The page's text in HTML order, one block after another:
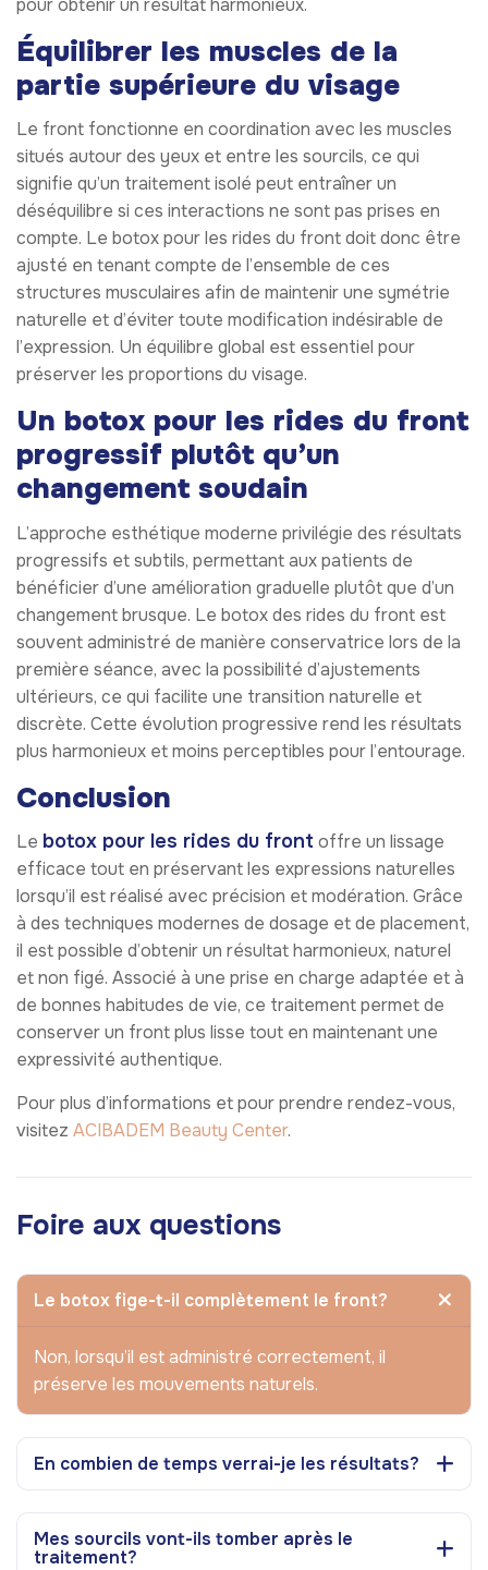
pour obtenir un résultat harmonieux.
Équilibrer les muscles de la
partie supérieure du visage
Le front fonctionne en coordination avec les muscles
situés autour des yeux et entre les sourcils, ce qui
signifie qu’un traitement isolé peut entraîner un
déséquilibre si ces interactions ne sont pas prises en
compte. Le botox pour les rides du front doit donc être
ajusté en tenant compte de l’ensemble de ces
structures musculaires afin de maintenir une symétrie
naturelle et d’éviter toute modification indésirable de
l’expression. Un équilibre global est essentiel pour
préserver les proportions du visage.
Un botox pour les rides du front
progressif plutôt qu’un
changement soudain
L’approche esthétique moderne privilégie des résultats
progressifs et subtils, permettant aux patients de
bénéficier d’une amélioration graduelle plutôt que d’un
changement brusque. Le botox des rides du front est
souvent administré de manière conservatrice lors de la
première séance, avec la possibilité d’ajustements
ultérieurs, ce qui facilite une transition naturelle et
discrète. Cette évolution progressive rend les résultats
plus harmonieux et moins perceptibles pour l’entourage.
Conclusion
Le botox pour les rides du front offre un lissage
efficace tout en préservant les expressions naturelles
lorsqu’il est réalisé avec précision et modération. Grâce
à des techniques modernes de dosage et de placement,
il est possible d’obtenir un résultat harmonieux, naturel
et non figé. Associé à une prise en charge adaptée et à
de bonnes habitudes de vie, ce traitement permet de
conserver un front plus lisse tout en maintenant une
expressivité authentique.
Pour plus d’informations et pour prendre rendez-vous,
visitez ACIBADEM Beauty Center.
Foire aux questions
Le botox fige-t-il complètement le front?
Non, lorsqu’il est administré correctement, il
préserve les mouvements naturels.
En combien de temps verrai-je les résultats?
Mes sourcils vont-ils tomber après le
traitement?